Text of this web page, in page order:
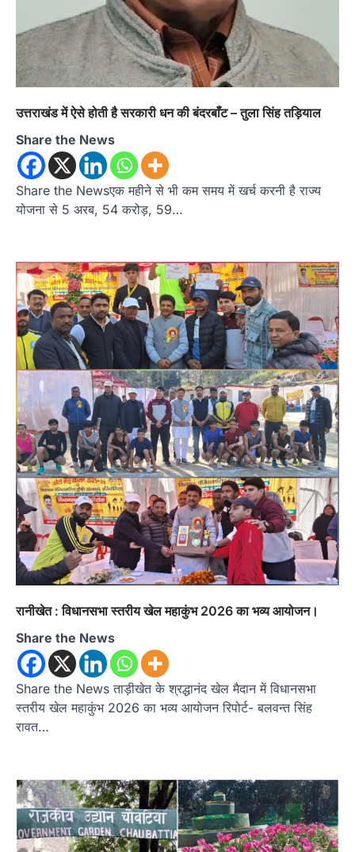
उत्तराखंड में ऐसे होती है सरकारी धन की बंदरबाँट – तुला सिंह तड़ियाल
Share the News
Share the Newsएक महीने से भी कम समय में खर्च करनी है राज्य
योजना से 5 अरब, 54 करोड़, 59…
रानीखेत : विधानसभा स्तरीय खेल महाकुंभ 2026 का भव्य आयोजन।
Share the News
Share the News ताड़ीखेत के श्रद्धानंद खेल मैदान में विधानसभा
स्तरीय खेल महाकुंभ 2026 का भव्य आयोजन रिपोर्ट- बलवन्त सिंह
रावत…
2
Admin August 8, 2026
हल्द्वानी में आयोजित विजय शंखनाद रैली को संबोधित करते
हुए कांग्रेस के राष्ट्रीय अध्यक्ष मल्लिकार्जुन…